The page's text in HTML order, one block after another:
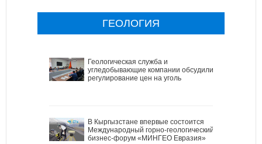
ГЕОЛОГИЯ
Геологическая служба и
угледобывающие компании обсудили
регулирование цен на уголь
В Кыргызстане впервые состоится
Международный горно-геологический
бизнес-форум «МИНГЕО Евразия»